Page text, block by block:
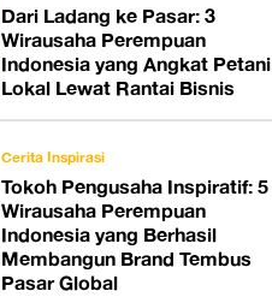
Dari Ladang ke Pasar: 3
Wirausaha Perempuan
Indonesia yang Angkat Petani
Lokal Lewat Rantai Bisnis
Cerita Inspirasi
Tokoh Pengusaha Inspiratif: 5
Wirausaha Perempuan
Indonesia yang Berhasil
Membangun Brand Tembus
Pasar Global